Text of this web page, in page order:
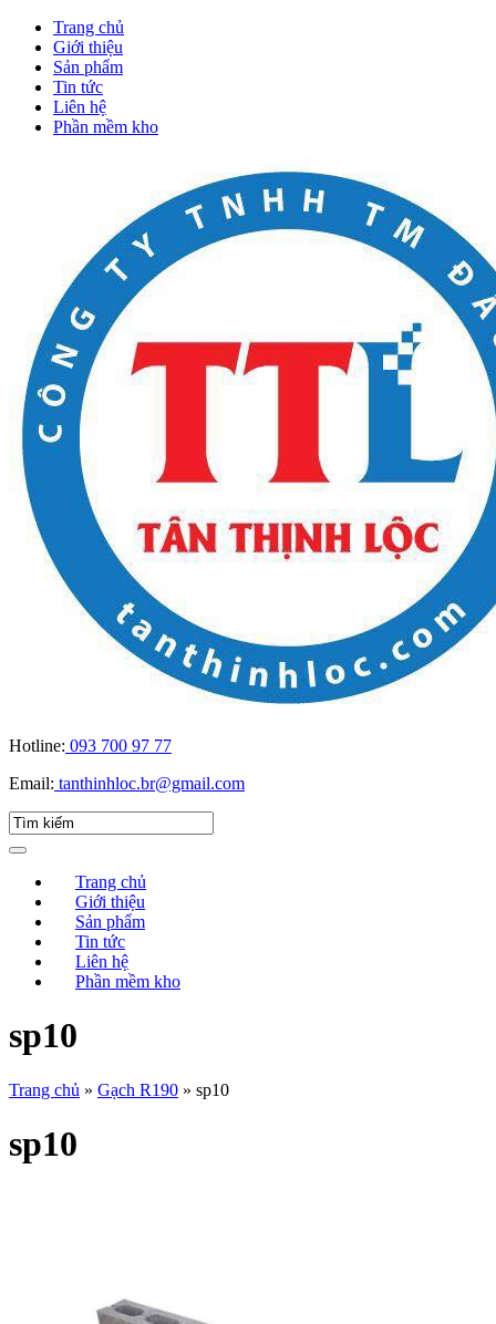
Trang chủ
Giới thiệu
Sản phẩm
Tin tức
Liên hệ
Phần mềm kho
Hotline: 093 700 97 77
Email: tanthinhloc.br@gmail.com
Trang chủ
Giới thiệu
Sản phẩm
Tin tức
Liên hệ
Phần mềm kho
sp10
Trang chủ » Gạch R190 » sp10
sp10